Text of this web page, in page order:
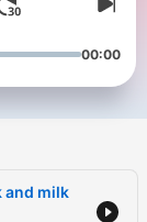
00:00
and milk